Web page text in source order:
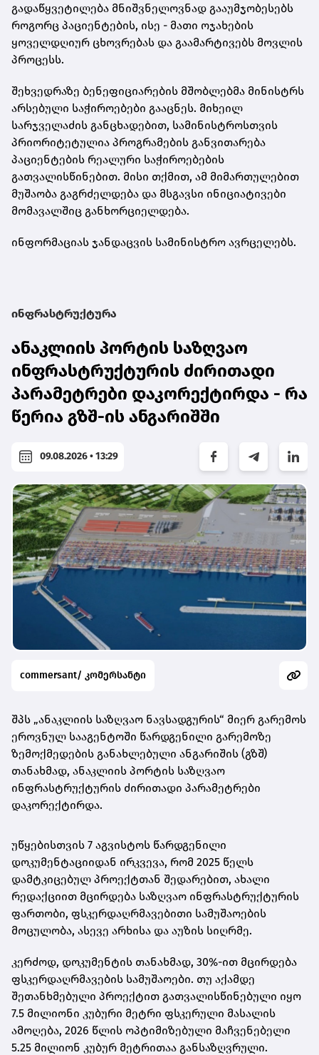
გადაწყვეტილება მნიშვნელოვნად გააუმჯობესებს
როგორც პაციენტების, ისე - მათი ოჯახების
ყოველდღიურ ცხოვრებას და გაამარტივებს მოვლის
პროცესს.
შეხვედრაზე ბენეფიციარების მშობლებმა მინისტრს
არსებული საჭიროებები გააცნეს. მიხეილ
სარჯველაძის განცხადებით, სამინისტროსთვის
პრიორიტეტულია პროგრამების განვითარება
პაციენტების რეალური საჭიროებების
გათვალისწინებით. მისი თქმით, ამ მიმართულებით
მუშაობა გაგრძელდება და მსგავსი ინიციატივები
მომავალშიც განხორციელდება.
ინფორმაციას ჯანდაცვის სამინისტრო ავრცელებს.
ინფრასტრუქტურა
ანაკლიის პორტის საზღვაო
ინფრასტრუქტურის ძირითადი
პარამეტრები დაკორექტირდა - რა
წერია გზშ-ის ანგარიშში
09.08.2026 • 13:29
commersant/ კომერსანტი
შპს „ანაკლიის საზღვაო ნავსადგურის“ მიერ გარემოს
ეროვნულ სააგენტოში წარდგენილი გარემოზე
ზემოქმედების განახლებული ანგარიშის (გზშ)
თანახმად, ანაკლიის პორტის საზღვაო
ინფრასტრუქტურის ძირითადი პარამეტრები
დაკორექტირდა.
უწყებისთვის 7 აგვისტოს წარდგენილი
დოკუმენტაციიდან ირკვევა, რომ 2025 წელს
დამტკიცებულ პროექტთან შედარებით, ახალი
რედაქციით მცირდება საზღვაო ინფრასტრუქტურის
ფართობი, ფსკერდაღრმავებითი სამუშაოების
მოცულობა, ასევე არხისა და აუზის სიღრმე.
კერძოდ, დოკუმენტის თანახმად, 30%-ით მცირდება
ფსკერდაღრმავების სამუშაოები. თუ აქამდე
შეთანხმებული პროექტით გათვალისწინებული იყო
7.5 მილიონი კუბური მეტრი ფსკერული მასალის
ამოღება, 2026 წლის ოპტიმიზებული მაჩვენებელი
5.25 მილიონ კუბურ მეტრითაა განსაზღვრული.